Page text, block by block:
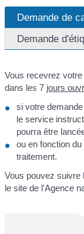
Demande de
Demande
Vous recevrez
dans les 7 jours
si votre
le service
pourra être
ou en fonction
traitement.
Vous pouvez suivre
le site de l'Agence